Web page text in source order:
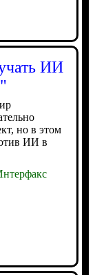
ИИ
но в этом
ИИ в